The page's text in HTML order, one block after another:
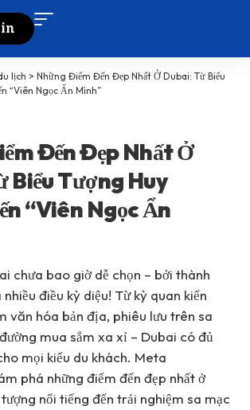
lịch > Những Điểm Đến Đẹp Nhất Ở Dubai: Từ Biểu
“Viên Ngọc Ẩn Mình”
Đến Đẹp Nhất Ở
Biểu Tượng Huy
“Viên Ngọc Ẩn
chưa bao giờ dễ chọn – bởi thành
điều kỳ diệu! Từ kỳ quan kiến
văn hóa bản địa, phiêu lưu trên sa
mua sắm xa xỉ – Dubai có đủ
mọi kiểu du khách. Meta
phá những điểm đến đẹp nhất ở
nổi tiếng đến trải nghiệm sa mạc